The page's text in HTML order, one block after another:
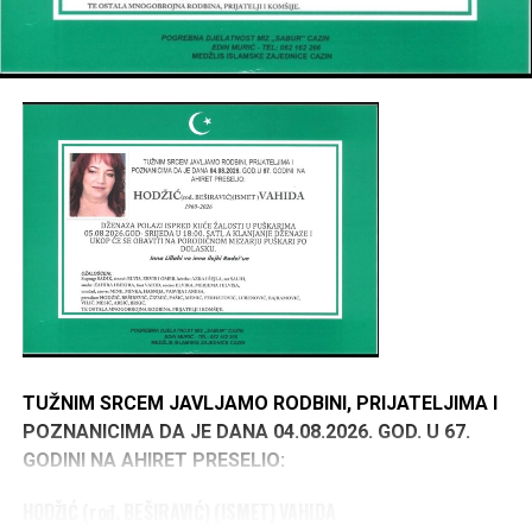
TUŽNIM SRCEM JAVLJAMO RODBINI, PRIJATELJIMA I
POZNANICIMA DA JE DANA 04.08.2026. GOD. U 67.
GODINI NA AHIRET PRESELIO: